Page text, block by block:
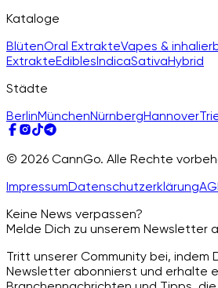
Kataloge
BlütenOral ExtrakteVapes &
ExtrakteEdiblesIndicaSativaHybrid
Städte
BerlinMünchenNürnbergHannover
© 2026 CannGo. Alle Rechte
ImpressumDatenschutzerklärung
Keine News verpassen?
Melde Dich zu unserem Newsletter
Tritt unserer Community bei, indem
Newsletter abonnierst und erhalte